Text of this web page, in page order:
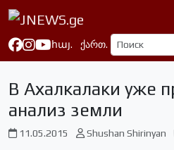
հայ. ქართ.
В Ахалкалаки уже
анализ земли
11.05.2015 Shushan Shirinyan